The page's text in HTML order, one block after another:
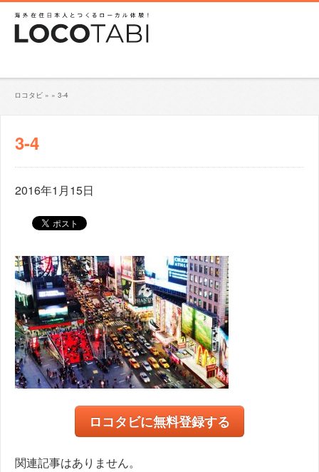
ロコタビ » » 3-4
3-4
2016年1月15日
ロコタビに無料登録する
関連記事はありません。